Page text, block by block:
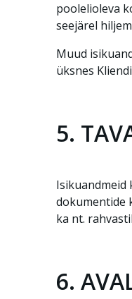
poolelioleva
seejärel
Muud
üksnes
5.
Isikuandmeid
dokumentide
ka nt.
6.